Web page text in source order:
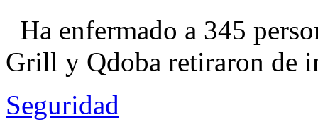
Ha enfermado a 345
Grill y Qdoba retiraron de
Seguridad